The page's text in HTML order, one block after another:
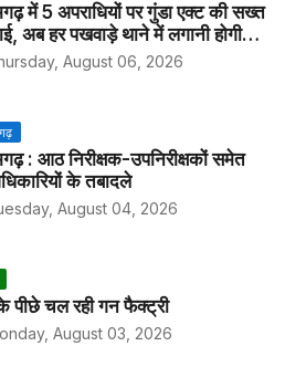
में 5 अपराधियों पर गुंडा एक्ट की सख्त
अब हर पखवाड़े थाने में लगानी होगी
August 06, 2026
: आठ निरीक्षक-उपनिरीक्षकों समेत
के तबादले
August 04, 2026
पीछे चल रही गन फैक्ट्री
August 03, 2026